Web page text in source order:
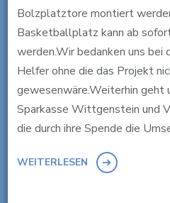
Bolzplatztore montiert
Basketballplatz kann ab
werden.Wir bedanken uns bei
Helfer ohne die das Projekt
gewesenwäre.Weiterhin geht
Sparkasse Wittgenstein und
die durch ihre Spende die
WEITERLESEN